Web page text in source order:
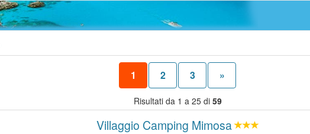
1 2 3 »
Risultati da 1 a 25 di 59
Villaggio Camping Mimosa